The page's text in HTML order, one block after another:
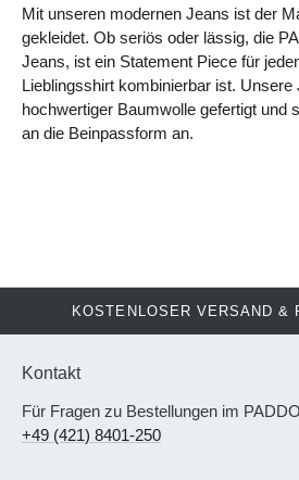
Mit unseren modernen Jeans ist der
gekleidet. Ob seriös oder lässig, die
Jeans, ist ein Statement Piece für
Lieblingsshirt kombinierbar ist. Unsere
hochwertiger Baumwolle gefertigt und
an die Beinpassform an.
KOSTENLOSER VERSAND &
Kontakt
Für Fragen zu Bestellungen im
+49 (421) 8401-250